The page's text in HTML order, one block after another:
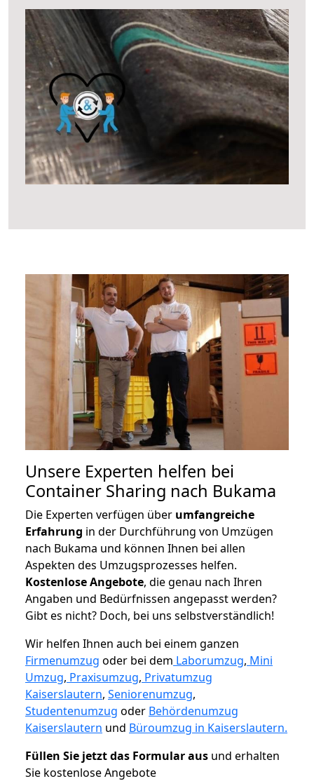
Unsere Experten helfen bei
Container Sharing nach Bukama
Die Experten verfügen über umfangreiche
Erfahrung in der Durchführung von Umzügen
nach Bukama und können Ihnen bei allen
Aspekten des Umzugsprozesses helfen.
Kostenlose Angebote, die genau nach Ihren
Angaben und Bedürfnissen angepasst werden?
Gibt es nicht? Doch, bei uns selbstverständlich!
Wir helfen Ihnen auch bei einem ganzen
Firmenumzug oder bei dem Laborumzug, Mini
Umzug, Praxisumzug, Privatumzug
Kaiserslautern, Seniorenumzug,
Studentenumzug oder Behördenumzug
Kaiserslautern und Büroumzug in Kaiserslautern.
Füllen Sie jetzt das Formular aus und erhalten
Sie kostenlose Angebote